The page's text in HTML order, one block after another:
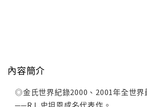
內容簡介
◎金氏世界紀錄2000、2001年全世界
──R.L.史坦恩成名代表作。